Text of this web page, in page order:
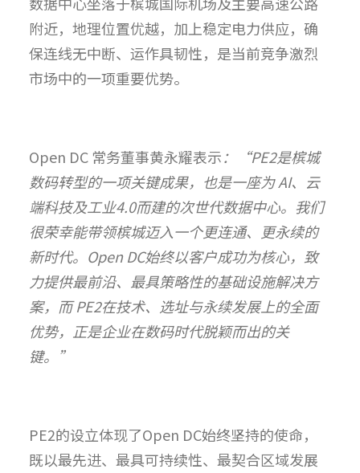
附近，地理位置优越，加上稳定电力供应，确
保连线无中断、运作具韧性，是当前竞争激烈
市场中的一项重要优势。
Open DC 常务董事黄永耀表示：“PE2是槟城
数码转型的一项关键成果，也是一座为 AI、云
端科技及工业4.0而建的次世代数据中心。我们
很荣幸能带领槟城迈入一个更连通、更永续的
新时代。Open DC始终以客户成功为核心，致
力提供最前沿、最具策略性的基础设施解决方
案，而 PE2在技术、选址与永续发展上的全面
优势，正是企业在数码时代脱颖而出的关
键。”
PE2的设立体现了Open DC始终坚持的使命，
既以最先进、最具可持续性、最契合区域发展